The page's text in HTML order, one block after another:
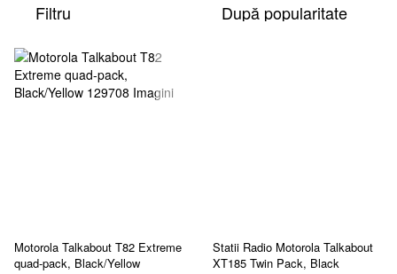
Filtru După popularitate
Motorola Talkabout T82 Extreme
quad-pack, Black/Yellow
Statii Radio Motorola Talkabout
XT185 Twin Pack, Black